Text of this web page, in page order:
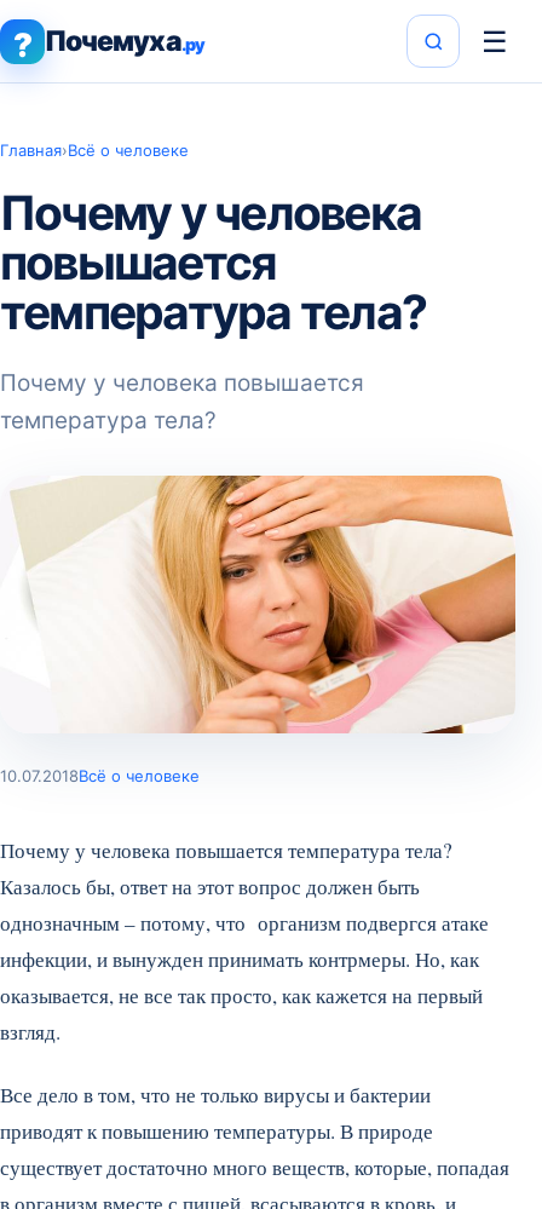
? Почемуха.ру ☰
Главная›Всё о человеке
Почему у человека
повышается
температура тела?
Почему у человека повышается
температура тела?
10.07.2018Всё о человеке
Почему у человека повышается температура тела?
Казалось бы, ответ на этот вопрос должен быть
однозначным – потому, что организм подвергся атаке
инфекции, и вынужден принимать контрмеры. Но, как
оказывается, не все так просто, как кажется на первый
взгляд.
Все дело в том, что не только вирусы и бактерии
приводят к повышению температуры. В природе
существует достаточно много веществ, которые, попадая